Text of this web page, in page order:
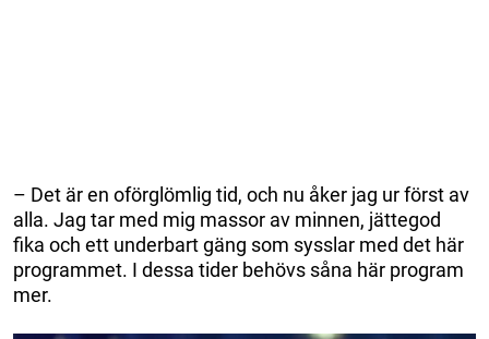
– Det är en oförglömlig tid, och nu åker jag ur först av
alla. Jag tar med mig massor av minnen, jättegod
fika och ett underbart gäng som sysslar med det här
programmet. I dessa tider behövs såna här program
mer.